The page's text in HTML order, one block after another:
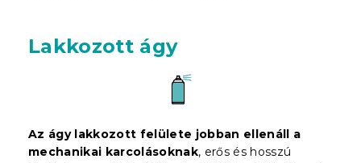
Lakkozott ágy
Az ágy lakkozott felülete jobban ellenáll a
mechanikai karcolásoknak, erős és hosszú